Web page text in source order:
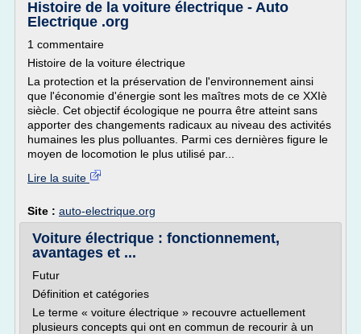
Histoire de la voiture électrique - Auto
Electrique .org
1 commentaire
Histoire de la voiture électrique
La protection et la préservation de l'environnement ainsi
que l'économie d'énergie sont les maîtres mots de ce XXIè
siècle. Cet objectif écologique ne pourra être atteint sans
apporter des changements radicaux au niveau des activités
humaines les plus polluantes. Parmi ces dernières figure le
moyen de locomotion le plus utilisé par...
Lire la suite
Site : auto-electrique.org
Voiture électrique : fonctionnement,
avantages et ...
Futur
Définition et catégories
Le terme « voiture électrique » recouvre actuellement
plusieurs concepts qui ont en commun de recourir à un